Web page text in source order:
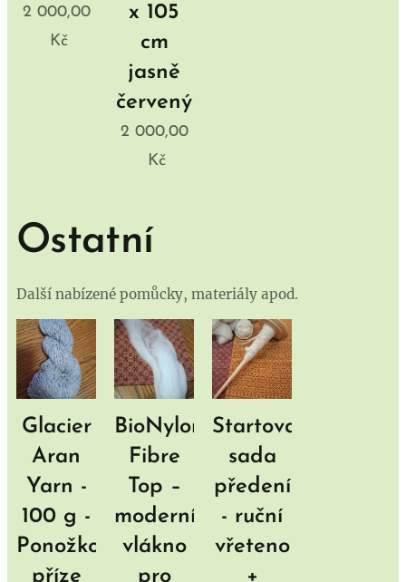
2 000,00
Kč
x 105
cm
jasně
červený
2 000,00
Kč
Ostatní
Další nabízené pomůcky, materiály apod.
Glacier
Aran
Yarn -
100 g -
Ponožková
příze
BioNylon
Fibre
Top –
moderní
vlákno
pro
Startovací
sada
předení
- ruční
vřeteno
+